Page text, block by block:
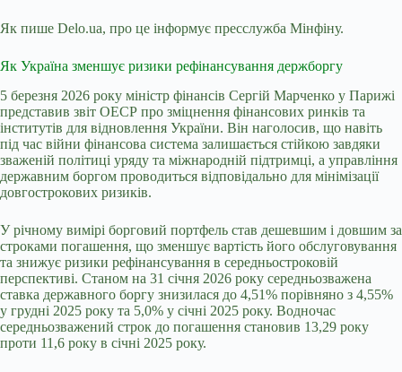
Як пише Delo.ua, про це інформує пресслужба Мінфіну.
Як Україна зменшує ризики рефінансування держборгу
5 березня 2026 року міністр фінансів Сергій Марченко у Парижі
представив звіт ОЕСР про зміцнення фінансових ринків та
інститутів для відновлення України. Він наголосив, що навіть
під час війни фінансова система залишається стійкою завдяки
зваженій політиці уряду та міжнародній підтримці, а управління
державним боргом проводиться відповідально для мінімізації
довгострокових ризиків.
У річному вимірі борговий портфель став дешевшим і довшим за
строками погашення, що зменшує вартість його обслуговування
та знижує ризики рефінансування в середньостроковій
перспективі. Станом на 31 січня 2026 року середньозважена
ставка державного боргу знизилася до 4,51% порівняно з 4,55%
у грудні 2025 року та 5,0% у січні 2025 року. Водночас
середньозважений строк до погашення становив 13,29 року
проти 11,6 року в січні 2025 року.